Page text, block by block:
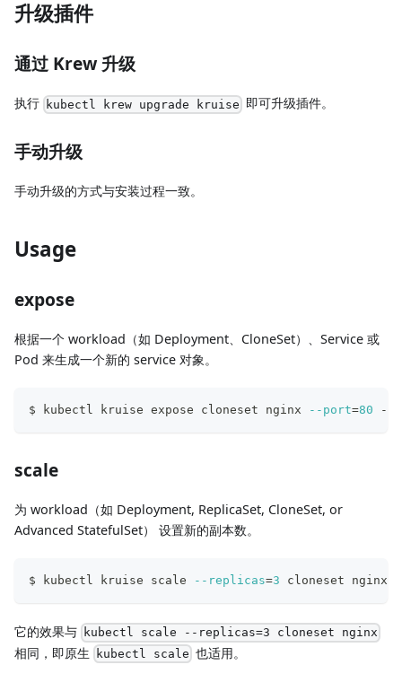
升级插件
通过 Krew 升级
执行 kubectl krew upgrade kruise 即可升级插件。
手动升级
手动升级的方式与安装过程一致。
Usage
expose
根据一个 workload（如 Deployment、CloneSet）、Service 或
Pod 来生成一个新的 service 对象。
$ kubectl kruise expose cloneset nginx --port=80 --
scale
为 workload（如 Deployment, ReplicaSet, CloneSet, or
Advanced StatefulSet） 设置新的副本数。
$ kubectl kruise scale --replicas=3 cloneset nginx
它的效果与 kubectl scale --replicas=3 cloneset nginx
相同，即原生 kubectl scale 也适用。